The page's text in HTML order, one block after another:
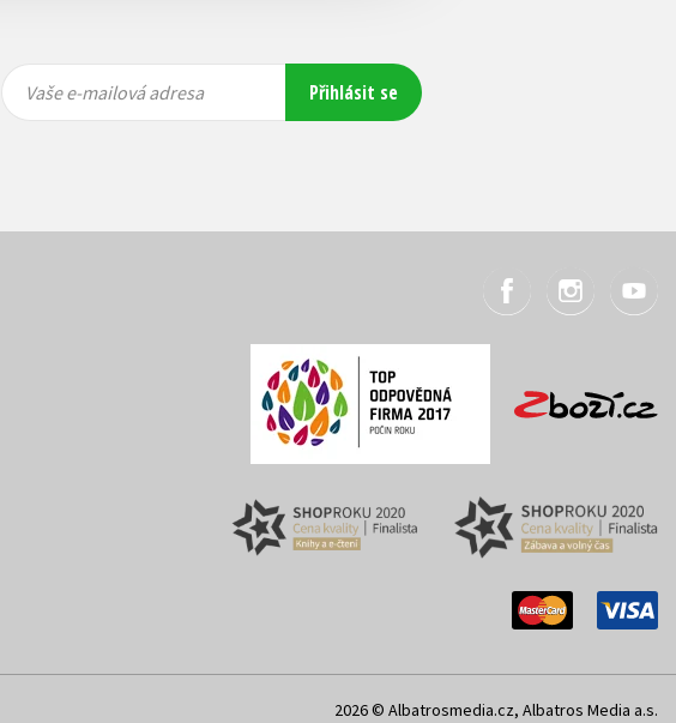
Vaše e-
mailová
Vaše e-
mailová
Vaše e-mailová adresa Přihlásit se
2026 © Albatrosmedia.cz, Albatros Media a.s.